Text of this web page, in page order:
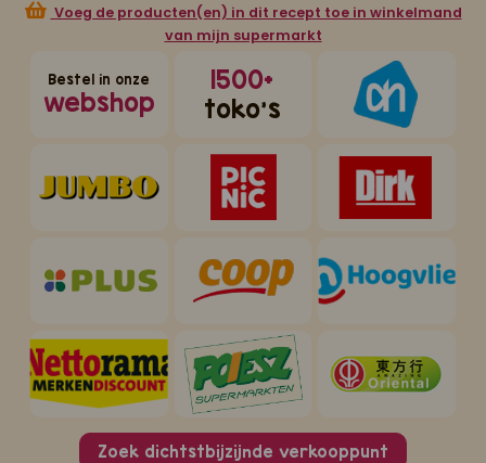
Voeg de producten(en) in dit recept toe in winkelmand
van mijn supermarkt
Bestel in onze
webshop
1500+
toko's
Zoek dichtstbijzijnde verkooppunt